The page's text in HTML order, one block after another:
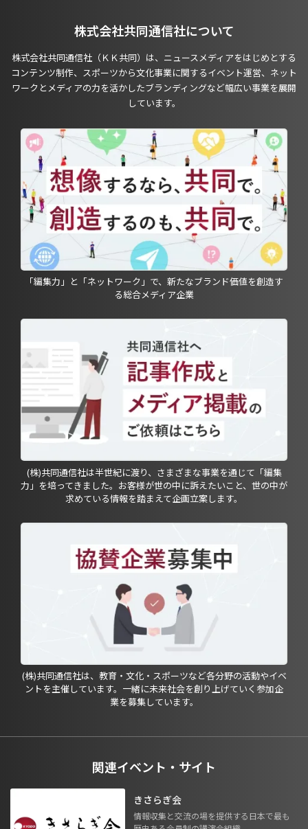
株式会社共同通信社について
株式会社共同通信社（ＫＫ共同）は、ニュースメディアをはじめとする
コンテンツ制作、スポーツから文化事業に関するイベント運営、ネット
ワークとメディアの力を活かしたブランディングなど幅広い事業を展開
しています。
「編集力」と「ネットワーク」で、新たなブランド価値を創造す
る総合メディア企業
(株)共同通信社は半世紀に渡り、さまざまな事業を通じて「編集
力」を培ってきました。お客様が世の中に訴えたいこと、世の中が
求めている情報を踏まえて企画立案します。
(株)共同通信社は、教育・文化・スポーツなど各分野の活動やイベ
ントを主催しています。一緒に未来社会を創り上げていく参加企
業を募集しています。
関連イベント・サイト
きさらぎ会
情報収集と交流の場を提供する日本で最も